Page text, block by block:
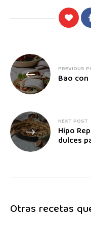
PREVIOUS
Bao
NEXT POST
Hipo
dulces
Otras recetas